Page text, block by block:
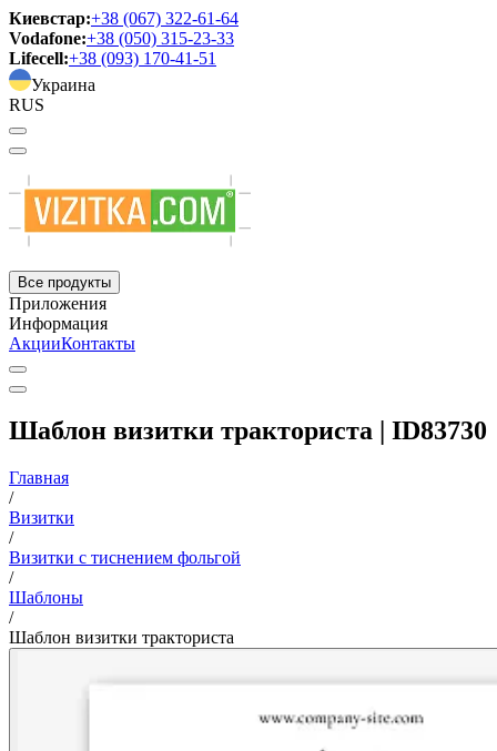
Киевстар:+38 (067) 322-61-64
Vodafone:+38 (050) 315-23-33
Lifecell:+38 (093) 170-41-51
Украина
RUS
Все продукты
Приложения
Информация
АкцииКонтакты
Шаблон визитки тракториста | ID83730
Главная
/
Визитки
/
Визитки с тиснением фольгой
/
Шаблоны
/
Шаблон визитки тракториста